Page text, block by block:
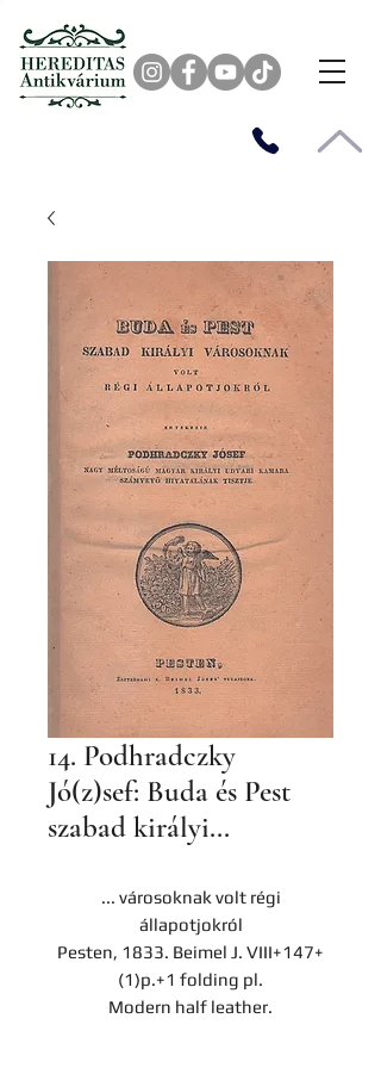
14. Podhradczky
Jó(z)sef: Buda és Pest
szabad királyi...
... városoknak volt régi
állapotjokról
Pesten, 1833. Beimel J. VIII+147+
(1)p.+1 folding pl.
Modern half leather.